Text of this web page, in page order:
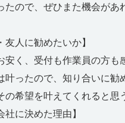
たので、ぜひまた機会があ
友人に勧めたいか】
安く、受付も作業員の方も
叶ったので、知り合いに勧
の希望を叶えてくれると思
社に決めた理由】